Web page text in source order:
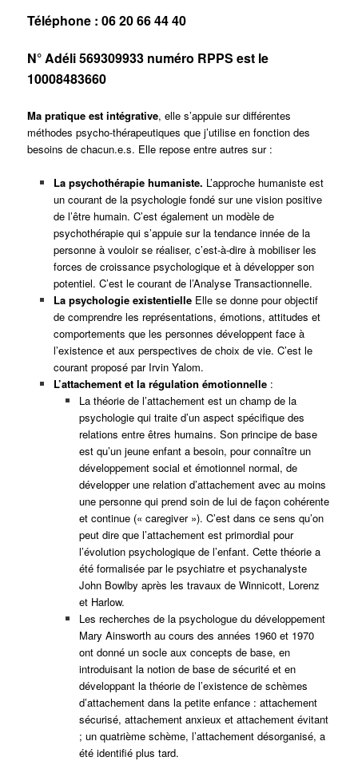
Téléphone : 06 20 66 44 40
N° Adéli 569309933 numéro RPPS est le
10008483660
Ma pratique est intégrative, elle s’appuie sur différentes
méthodes psycho-thérapeutiques que j’utilise en fonction des
besoins de chacun.e.s. Elle repose entre autres sur :
La psychothérapie humaniste. L’approche humaniste est
un courant de la psychologie fondé sur une vision positive
de l’être humain. C’est également un modèle de
psychothérapie qui s’appuie sur la tendance innée de la
personne à vouloir se réaliser, c’est-à-dire à mobiliser les
forces de croissance psychologique et à développer son
potentiel. C’est le courant de l’Analyse Transactionnelle.
La psychologie existentielle Elle se donne pour objectif
de comprendre les représentations, émotions, attitudes et
comportements que les personnes développent face à
l’existence et aux perspectives de choix de vie. C’est le
courant proposé par Irvin Yalom.
L’attachement et la régulation émotionnelle:
La théorie de l’attachement est un champ de la
psychologie qui traite d’un aspect spécifique des
relations entre êtres humains. Son principe de base
est qu’un jeune enfant a besoin, pour connaître un
développement social et émotionnel normal, de
développer une relation d’attachement avec au moins
une personne qui prend soin de lui de façon cohérente
et continue (« caregiver »). C’est dans ce sens qu’on
peut dire que l’attachement est primordial pour
l’évolution psychologique de l’enfant. Cette théorie a
été formalisée par le psychiatre et psychanalyste
John Bowlby après les travaux de Winnicott, Lorenz
et Harlow.
Les recherches de la psychologue du développement
Mary Ainsworth au cours des années 1960 et 1970
ont donné un socle aux concepts de base, en
introduisant la notion de base de sécurité et en
développant la théorie de l’existence de schèmes
d’attachement dans la petite enfance : attachement
sécurisé, attachement anxieux et attachement évitant
; un quatrième schème, l’attachement désorganisé, a
été identifié plus tard.